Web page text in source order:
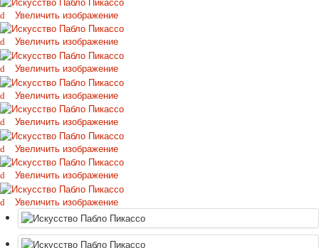
1 мая
Октябрьская революция
С рождеством
Пасха
9 мая - день победы
Разные пожелания
1 сентября школа
Приглашение
Новости
Новости карточных колод
Новости открыток
О сайте
Ссылки
Наше видео
доставка
Увеличить изображение
Увеличить изображение
Увеличить изображение
Увеличить изображение
Увеличить изображение
Увеличить изображение
Увеличить изображение
Увеличить изображение